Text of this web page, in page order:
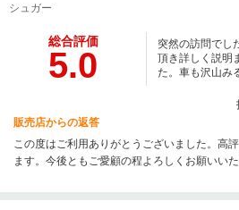
シュガー
総合評価
5.0
突然の訪問でし
頂き詳しく説明
た。車も沢山み
販売店からの返答
この度はご利用ありがとうございました。高
ます。今後ともご愛顧の程よろしくお願いいた